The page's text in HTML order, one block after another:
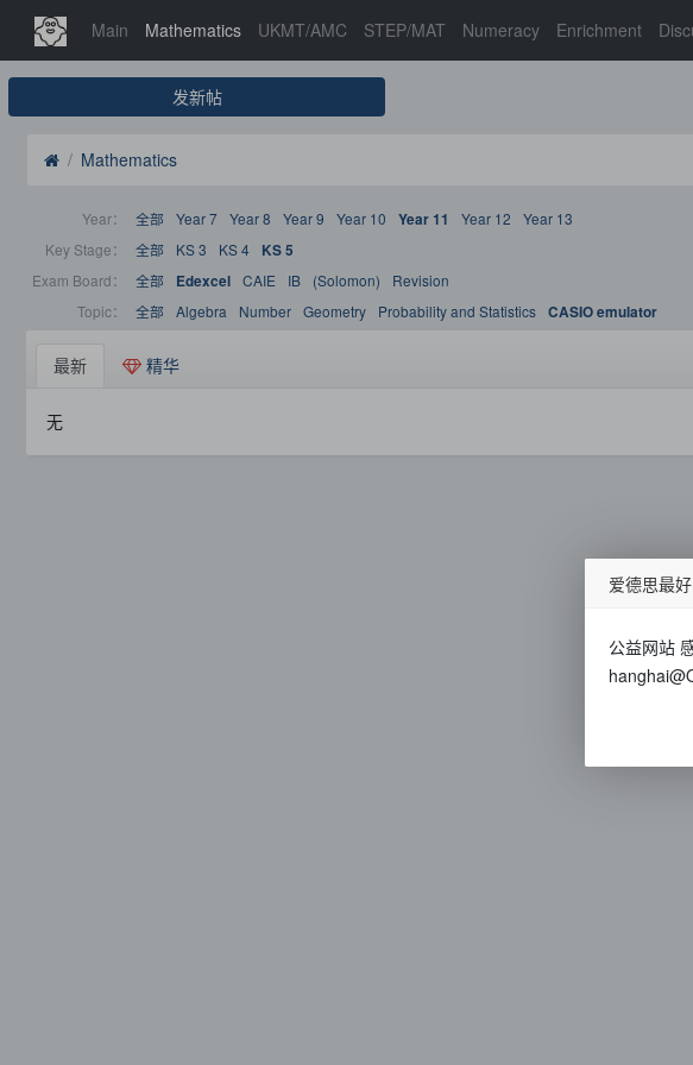
Main Mathematics UKMT/AMC STEP/MAT Numeracy Enrichment
发新帖
Mathematics
Year： 全部 Year 7 Year 8 Year 9 Year 10 Year 11 Year 12
Year 13
Key Stage：
全部 KS 3 KS 4
KS 5
Exam Board：
全部 Edexcel CAIE IB (Solomon)
Revision
Topic：
全部 Algebra Number Geometry Probability and Statistics CASIO emulator
最新 精华
无
爱德思最好
公益网站